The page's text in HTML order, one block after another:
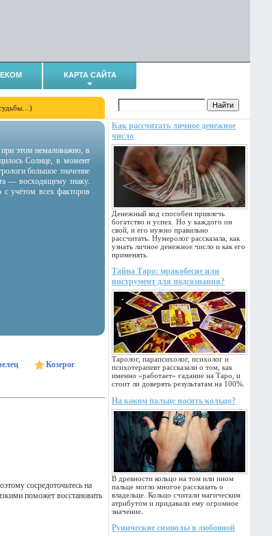
КАРТА САЙТА
Как рассчитать личное денежное
число
Денежный код способен привлечь
богатство и успех. Но у каждого он
свой, и его нужно правильно
рассчитать. Нумеролог рассказала, как
узнать личное денежное число и как его
применять.
Тайна Таро: мракобесие или
инструмент для подсознания?
Таролог, парапсихолог, психолог и
психотерапевт рассказали о том, как
именно «работает» гадание на Таро, и
стоит ли доверять результатам на 100%.
На каком пальце носить кольцо?
В древности кольцо на том или ином
пальце могло многое рассказать о
владельце. Кольцо считали магическим
атрибутом и придавали ему огромное
значение.
Рунические символы в любовной
при этом немаловажно, в
Солнце, в момент
большое значение
— восходящему знаку.
с учётом всех факторов
Козерог
сосредоточьтесь на
поможет восстановить